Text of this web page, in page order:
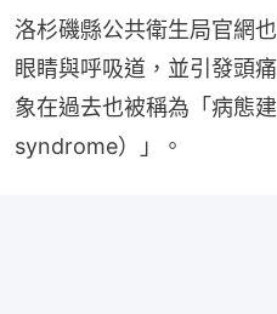
洛杉磯縣公共衛生局官網
眼睛與呼吸道，並引發頭
象在過去也被稱為「病態
syndrome）」。